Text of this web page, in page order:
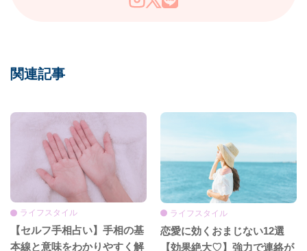
関連記事
ライフスタイル
【セルフ手相占い】手相の基
本線と意味をわかりやすく解
ライフスタイル
恋愛に効くおまじない12選
【効果絶大♡】強力で連絡が